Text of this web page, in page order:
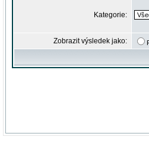
Kategorie:
Zobrazit výsledek jako: